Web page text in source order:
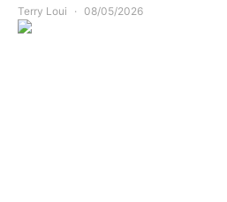
Terry Loui 08/05/2026